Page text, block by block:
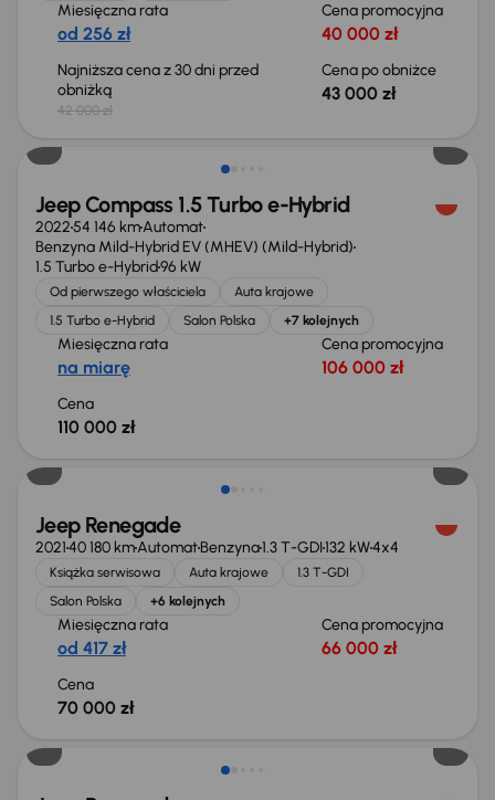
Miesięczna rata
od 256 zł
Cena promocyjna
40 000 zł
Najniższa cena z 30 dni przed
obniżką
42 000 zł
Cena po obniżce
43 000 zł
Możliwość odliczenia VAT
Jeep Compass 1.5 Turbo e-Hybrid
202254 146 kmAutomat
Benzyna Mild-Hybrid EV (MHEV) (Mild-Hybrid)
1.5 Turbo e-Hybrid96 kW
Od pierwszego właściciela
Auta krajowe
1.5 Turbo e-Hybrid
Salon Polska +7 kolejnych
Miesięczna rata
na miarę
Cena promocyjna
106 000 zł
Cena
110 000 zł
Jeep Renegade
202140 180 kmAutomatBenzyna1.3 T-GDI132 kW4x4
Książka serwisowa Auta krajowe
1.3 T-GDI
Salon Polska
+6 kolejnych
Miesięczna rata
od 417 zł
Cena promocyjna
66 000 zł
Cena
70 000 zł